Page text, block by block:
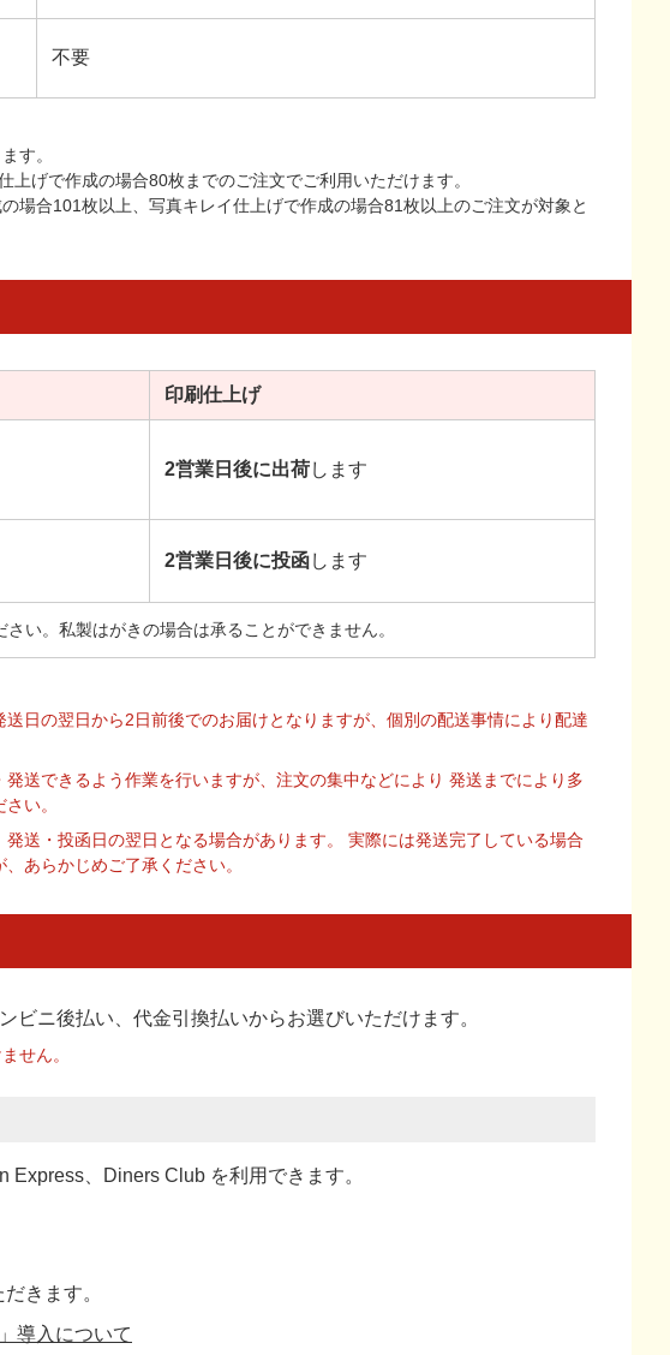
不要
す。
げで作成の場合80枚までのご注文でご利用いただけます。
場合101枚以上、写真キレイ仕上げで作成の場合81枚以上のご注文が対象と
印刷仕上げ
2営業日後に出荷します
2営業日後に投函します
い。私製はがきの場合は承ることができません。
日の翌日から2日前後でのお届けとなりますが、個別の配送事情により配達
送できるよう作業を行いますが、注文の集中などにより 発送までにより多
い。
送・投函日の翌日となる場合があります。 実際には発送完了している場合
あらかじめご了承ください。
ビニ後払い、代金引換払いからお選びいただけます。
せん。
、Diners Club を利用できます。
きます。
導入について